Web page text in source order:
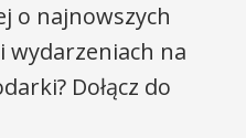
o najnowszych
wydarzeniach na
Dołącz do